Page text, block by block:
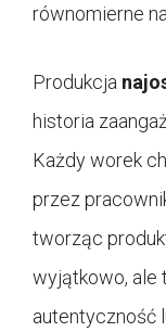
równomierne
Produkcja
historia
Każdy worek
przez
tworząc
wyjątkowo, ale
autentyczność